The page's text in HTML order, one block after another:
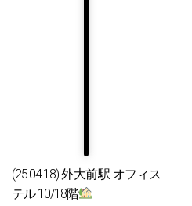
(25.04.18) 外大前駅 オフィス
テル 10/18階